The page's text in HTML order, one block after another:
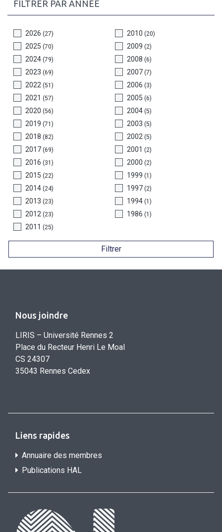
FILTRER PAR ANNÉE
2026 (27)
2025 (70)
2024 (79)
2023 (69)
2022 (51)
2021 (57)
2020 (56)
2019 (71)
2018 (82)
2017 (69)
2016 (31)
2015 (22)
2014 (24)
2013 (23)
2012 (23)
2011 (25)
2010 (20)
2009 (2)
2008 (6)
2007 (7)
2006 (3)
2005 (6)
2004 (5)
2003 (5)
2002 (5)
2001 (2)
2000 (2)
1999 (1)
1997 (2)
1994 (1)
1986 (1)
Filtrer
Nous joindre
LIRIS – Université Rennes 2
Place du Recteur Henri Le Moal
CS 24307
35043 Rennes Cedex
Liens rapides
Annuaire des membres
Publications HAL